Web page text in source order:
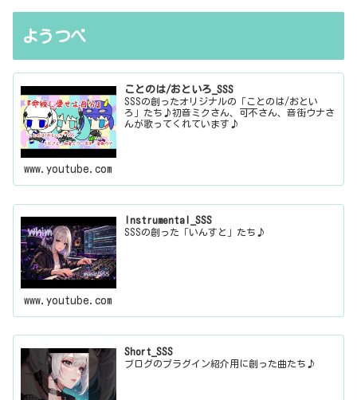
ようつべ
ことのは/おといろ_SSS
SSSの創ったオリジナルの「ことのは/おとい
ろ」たち♪初音ミクさん、可不さん、音街ウナさ
んが歌ってくれています♪
www.youtube.com
Instrumental_SSS
SSSの創った「いんすと」たち♪
www.youtube.com
Short_SSS
ブログのプラグイン紹介用に創った曲たち♪